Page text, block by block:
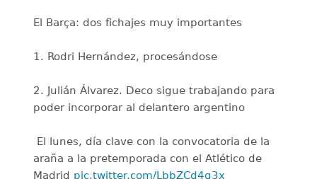
El Barça: dos fichajes muy importantes
1. Rodri Hernández, procesándose
2. Julián Álvarez. Deco sigue trabajando para
poder incorporar al delantero argentino
️ El lunes, día clave con la convocatoria de la
araña a la pretemporada con el Atlético de
Madrid pic.twitter.com/LbbZCd4q3x